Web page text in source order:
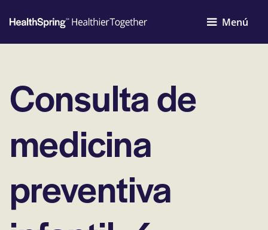
Menú
Consulta de
medicina
preventiva